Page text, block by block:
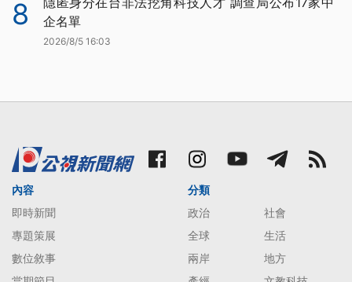
8
企名單
2026/8/5 16:03
內容
即時新聞
專題策展
數位敘事
分類
政治
社會
全球
生活
兩岸
地方